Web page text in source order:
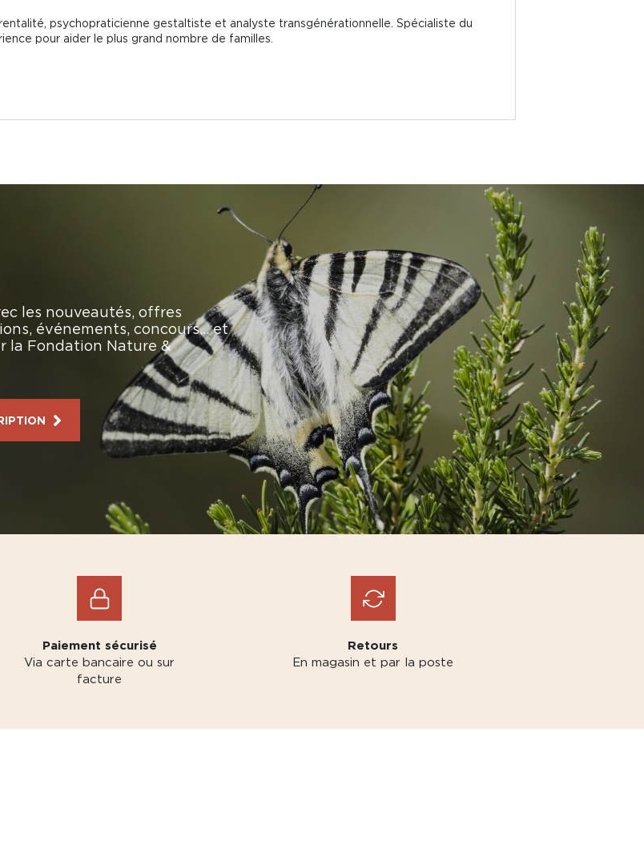
psychopraticienne gestaltiste et analyste transgénérationnelle. Spécialiste du
pour aider le plus grand nombre de familles.
les nouveautés, offres
événements, concours… et
la Fondation Nature &
Paiement sécurisé
Via carte bancaire ou sur
facture
Retours
En magasin et par la poste